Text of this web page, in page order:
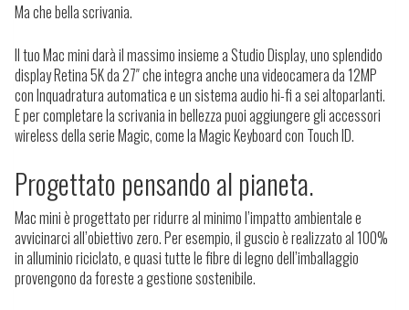
Ma che bella scrivania.
Il tuo Mac mini darà il massimo insieme a Studio Display, uno splendido
display Retina 5K da 27″ che integra anche una videocamera da 12MP
con Inquadratura automatica e un sistema audio hi-fi a sei altoparlanti.
E per completare la scrivania in bellezza puoi aggiungere gli accessori
wireless della serie Magic, come la Magic Keyboard con Touch ID.
Progettato pensando al pianeta.
Mac mini è progettato per ridurre al minimo l’impatto ambientale e
avvicinarci all’obiettivo zero. Per esempio, il guscio è realizzato al 100%
in alluminio riciclato, e quasi tutte le fibre di legno dell’imballaggio
provengono da foreste a gestione sostenibile.